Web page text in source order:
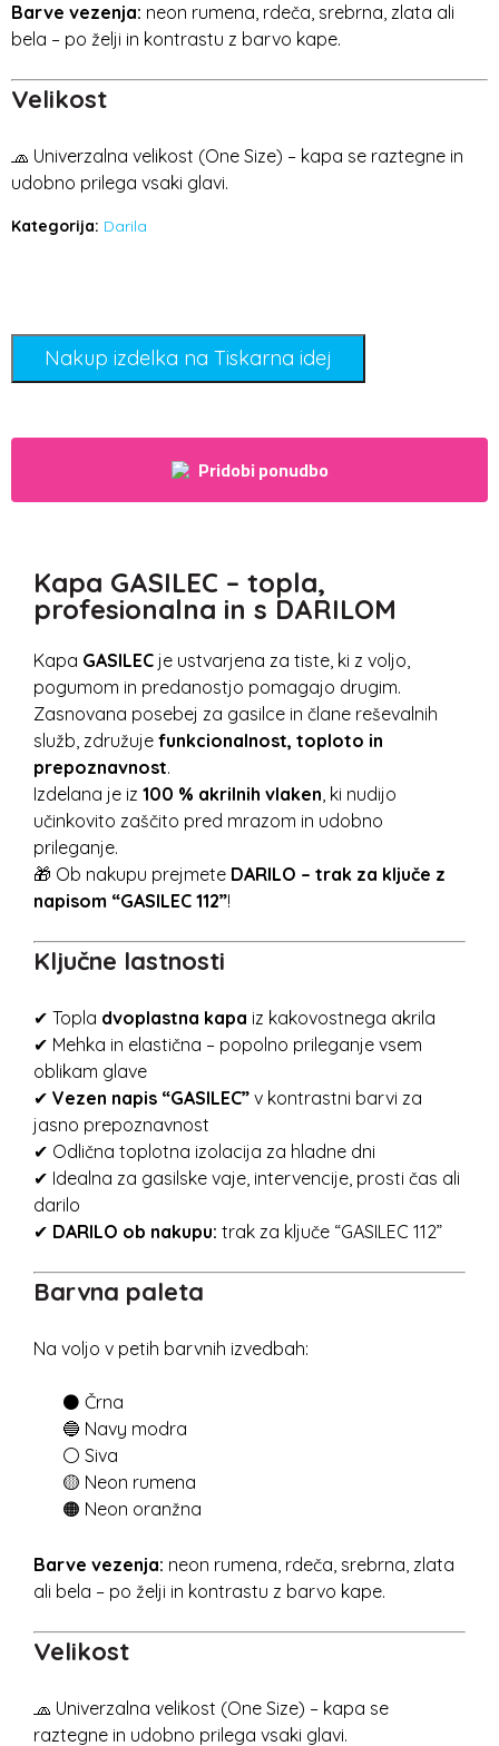
Barve vezenja: neon rumena, rdeča, srebrna, zlata ali
bela – po želji in kontrastu z barvo kape.
Velikost
🧢 Univerzalna velikost (One Size) – kapa se raztegne in
udobno prilega vsaki glavi.
Kategorija: Darila
Nakup izdelka na Tiskarna idej
Pridobi ponudbo
Kapa GASILEC – topla,
profesionalna in s DARILOM
Kapa GASILEC je ustvarjena za tiste, ki z voljo,
pogumom in predanostjo pomagajo drugim.
Zasnovana posebej za gasilce in člane reševalnih
služb, združuje funkcionalnost, toploto in
prepoznavnost.
Izdelana je iz 100 % akrilnih vlaken, ki nudijo
učinkovito zaščito pred mrazom in udobno
prileganje.
🎁 Ob nakupu prejmete DARILO – trak za ključe z
napisom “GASILEC 112”!
Ključne lastnosti
✔ Topla dvoplastna kapa iz kakovostnega akrila
✔ Mehka in elastična – popolno prileganje vsem
oblikam glave
✔ Vezen napis “GASILEC” v kontrastni barvi za
jasno prepoznavnost
✔ Odlična toplotna izolacija za hladne dni
✔ Idealna za gasilske vaje, intervencije, prosti čas ali
darilo
✔ DARILO ob nakupu: trak za ključe “GASILEC 112”
Barvna paleta
Na voljo v petih barvnih izvedbah:
⚫ Črna
🔵 Navy modra
⚪ Siva
🟡 Neon rumena
🟠 Neon oranžna
Barve vezenja: neon rumena, rdeča, srebrna, zlata
ali bela – po želji in kontrastu z barvo kape.
Velikost
🧢 Univerzalna velikost (One Size) – kapa se
raztegne in udobno prilega vsaki glavi.